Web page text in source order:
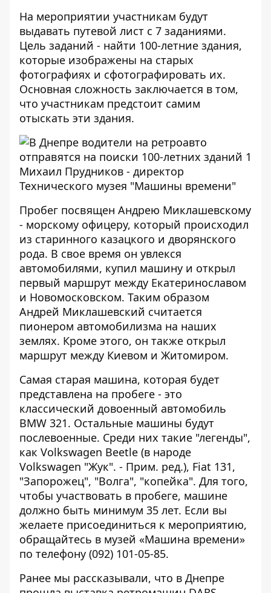
На мероприятии участникам будут
выдавать путевой лист с 7 заданиями.
Цель заданий - найти 100-летние здания,
которые изображены на старых
фотографиях и сфотографировать их.
Основная сложность заключается в том,
что участникам предстоит самим
отыскать эти здания.
Михаил Прудников - директор
Технического музея "Машины времени"
Пробег посвящен Андрею Миклашевскому
- морскому офицеру, который происходил
из старинного казацкого и дворянского
рода. В свое время он увлекся
автомобилями, купил машину и открыл
первый маршрут между Екатеринославом
и Новомосковском. Таким образом
Андрей Миклашевский считается
пионером автомобилизма на наших
землях. Кроме этого, он также открыл
маршрут между Киевом и Житомиром.
Самая старая машина, которая будет
представлена на пробеге - это
классический довоенный автомобиль
BMW 321. Остальные машины будут
послевоенные. Среди них такие "легенды",
как Volkswagen Beetle (в народе
Volkswagen "Жук". - Прим. ред.), Fiat 131,
"Запорожец", "Волга", "копейка". Для того,
чтобы участвовать в пробеге, машине
должно быть минимум 35 лет. Если вы
желаете присоединиться к мероприятию,
обращайтесь в музей «Машина времени»
по телефону (092) 101-05-85.
Ранее мы рассказывали, что в Днепре